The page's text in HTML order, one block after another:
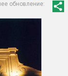
обновление: